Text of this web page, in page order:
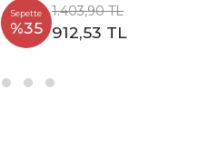
Sepette
%35
1.403,90 TL
912,53 TL